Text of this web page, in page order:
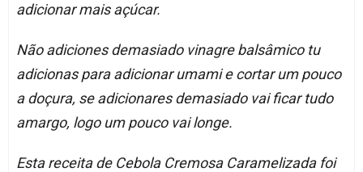
adicionar mais açúcar.
Não adiciones demasiado vinagre balsâmico tu
adicionas para adicionar umami e cortar um pouco
a doçura, se adicionares demasiado vai ficar tudo
amargo, logo um pouco vai longe.
Esta receita de Cebola Cremosa Caramelizada foi